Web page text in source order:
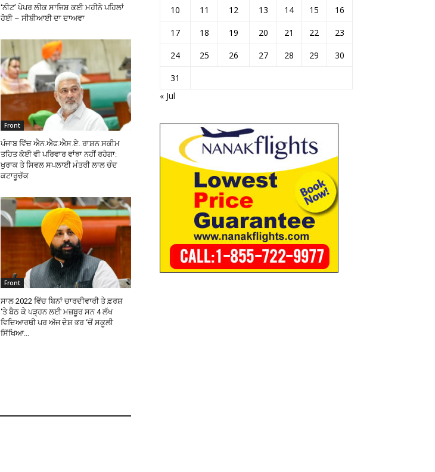
‘ਨੀਟ’ ਪੇਪਰ ਲੀਕ ਸਾਜਿਸ਼ ਕਈ ਮਹੀਨੇ ਪਹਿਲਾਂ
ਹੋਈ – ਸੀਬੀਆਈ ਦਾ ਦਾਅਵਾ
Front
ਪੰਜਾਬ ਵਿੱਚ ਐਨ.ਐਫ.ਐਸ.ਏ. ਰਾਸ਼ਨ ਸਕੀਮ
ਤਹਿਤ ਕੋਈ ਵੀ ਪਰਿਵਾਰ ਵਾਂਝਾ ਨਹੀਂ ਰਹੇਗਾ:
ਖੁਰਾਕ ਤੇ ਸਿਵਲ ਸਪਲਾਈ ਮੰਤਰੀ ਲਾਲ ਚੰਦ
ਕਟਾਰੂਚੱਕ
Front
ਸਾਲ 2022 ਵਿੱਚ ਬਿਨਾਂ ਚਾਰਦੀਵਾਰੀ ਤੇ ਫ਼ਰਸ਼
‘ਤੇ ਬੈਠ ਕੇ ਪੜ੍ਹਨ ਲਈ ਮਜ਼ਬੂਰ ਸਨ 4 ਲੱਖ
ਵਿਦਿਆਰਥੀ ਪਰ ਅੱਜ ਦੇਸ਼ ਭਰ ‘ਚੋਂ ਸਕੂਲੀ
ਸਿੱਖਿਆ...
10
11 12 13 14 15
16
17
18 19 20 21 22
23
24
25 26 27 28 29
30
31
« Jul